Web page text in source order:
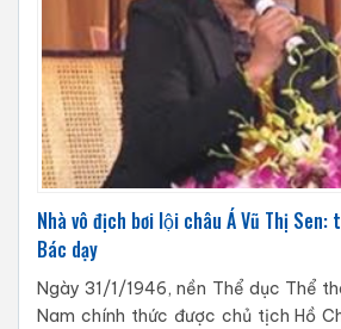
Nhà vô địch bơi lội châu Á Vũ Thị
Bác dạy
Ngày 31/1/1946, nền Thể dục Thể
Nam chính thức được chủ tịch Hồ